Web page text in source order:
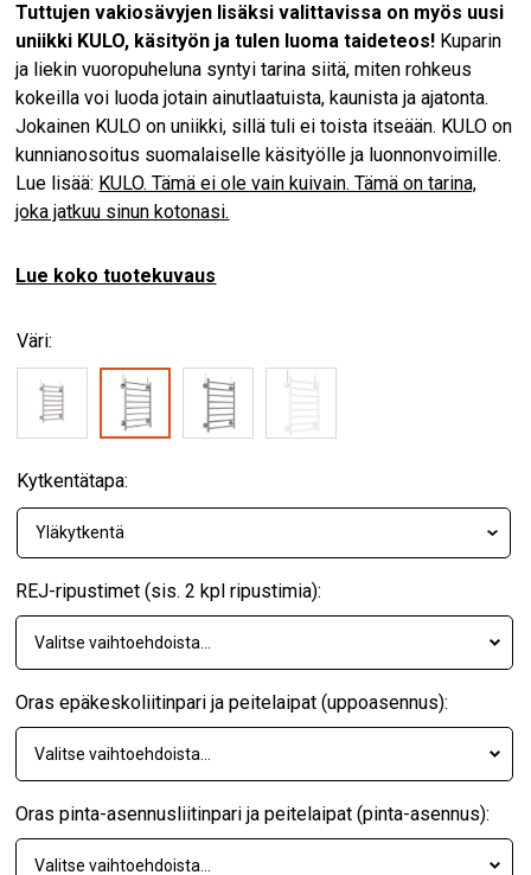
Tuttujen vakiosävyjen lisäksi valittavissa on myös uusi
uniikki KULO, käsityön ja tulen luoma taideteos! Kuparin
ja liekin vuoropuheluna syntyi tarina siitä, miten rohkeus
kokeilla voi luoda jotain ainutlaatuista, kaunista ja ajatonta.
Jokainen KULO on uniikki, sillä tuli ei toista itseään. KULO on
kunnianosoitus suomalaiselle käsityölle ja luonnonvoimille.
Lue lisää: KULO. Tämä ei ole vain kuivain. Tämä on tarina,
joka jatkuu sinun kotonasi.
Lue koko tuotekuvaus
Väri:
Kytkentätapa:
REJ-ripustimet (sis. 2 kpl ripustimia):
Oras epäkeskoliitinpari ja peitelaipat (uppoasennus):
Oras pinta-asennusliitinpari ja peitelaipat (pinta-asennus):